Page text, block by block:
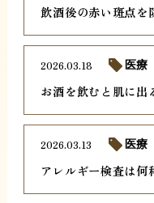
飲酒後の赤い斑点を
お酒を飲むと肌に出
2026.03.18 医療
アレルギー検査は何
2026.03.13 医療